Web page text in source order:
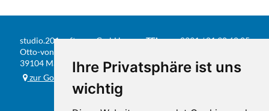
Ihre Privatsphäre ist uns
wichtig
studio.201 software GmbH
Otto-von-Guericke-Str. 104
39104 Magdeburg
zur Google-Karte
TEL
0391 / 81 90 68 05
E-MAIL info@studio201.de